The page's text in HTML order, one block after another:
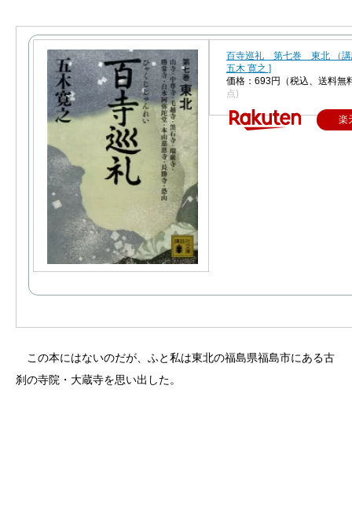
百寺巡礼 第七巻 東北 （講
五木 寛之 ]
価格：693円（税込、送料無
点)
楽
この本にはないのだが、ふと私は東北の福島県福島市にある古
刹の寺院・大蔵寺を思い出した。